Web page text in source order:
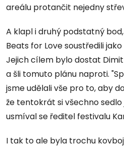
areálu protančit nejedny
A klapl i druhý podstatný
Beats for Love soustředili
Jejich cílem bylo dostat
a šli tomuto plánu naproti.
jsme udělali vše pro to, aby
že tentokrát si všechno
usmíval se ředitel festivalu
I tak to ale byla trochu